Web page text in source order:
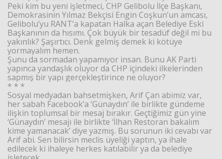
Peki kim bu yeni işletmeci, CHP Gelibolu İlçe Başkanı,
Demokrasinin Yılmaz Bekçisi Engin Coşkun’un amcası,
Gelibolu’yu RANT’a kapatan Halka açan Belediye Eski
Başkanının da hısımı. Çok büyük bir tesadüf değil mi bu
yakınlık? Şaşırtıcı. Denk gelmiş demek ki kötüye
yormayalım hemen.
Şunu da sormadan yapamıyor insan. Bunu AK Parti
yapınca yandaşlık oluyor da CHP içindeki ilkelerinden
sapmış bir yapı gerçekleştirince ne oluyor?
* * *
Sosyal medyadan bahsetmişken, Arif Çan abimiz var,
her sabah Facebook’a ‘Günaydın’ ile birlikte gündeme
ilişkin toplumsal bir mesaj bırakır. Geçtiğimiz gün yine
‘Günaydın’ mesajı ile birlikte ‘İlhan Restoran bakalım
kime yamanacak’ diye yazmış. Bu sorunun iki cevabı var
Arif abi. Sen bilirsin meclis üyeliği yaptın, ya ihale
edilecek ki ihaleye herkes katılabilir ya da belediye